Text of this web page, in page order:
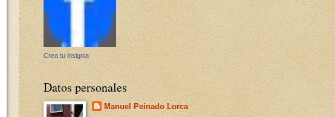
Crea tu insignia
Datos personales
Manuel Peinado Lorca